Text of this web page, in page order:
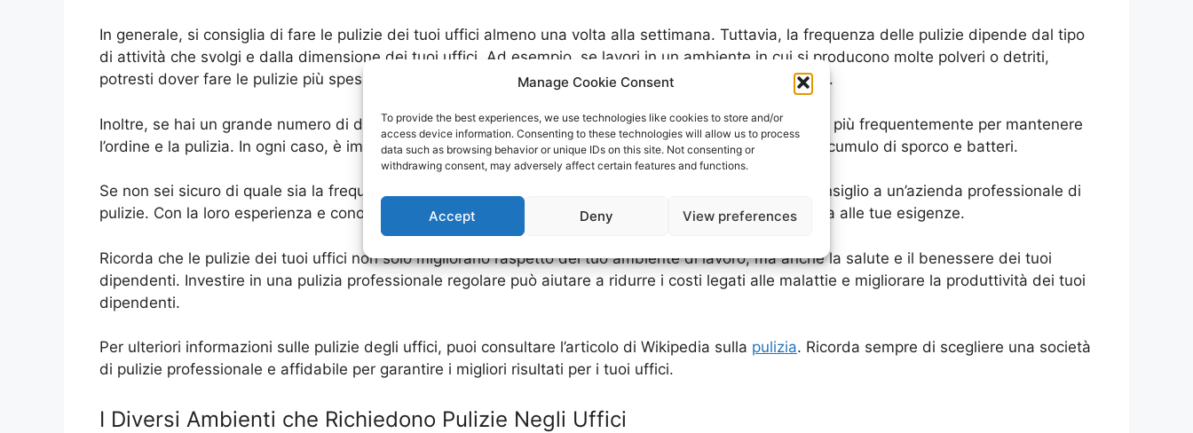
Manage Cookie Consent
To provide the best experiences, we use technologies like cookies to store and/or
access device information. Consenting to these technologies will allow us to process
data such as browsing behavior or unique IDs on this site. Not consenting or
withdrawing consent, may adversely affect certain features and functions.
Accept Deny View preferences
In generale, si consiglia di fare le pulizie dei tuoi uffici almeno una volta alla settimana. Tuttavia, la frequenza delle pulizie dipende dal tipo
di attività che svolgi e dalla dimensione dei tuoi uffici. Ad esempio, se lavori in un ambiente in cui si producono molte polveri o detriti,
potresti dover fare le pulizie più spesso per mantenere un ambiente sano e sicuro per i tuoi dipendenti.
Inoltre, se hai un grande numero di dipendenti che lavorano nei tuoi uffici, potresti dover fare le pulizie più frequentemente per mantenere
l’ordine e la pulizia. In ogni caso, è importante fare le pulizie dei tuoi uffici regolarmente per evitare l’accumulo di sporco e batteri.
Se non sei sicuro di quale sia la frequenza ideale per le pulizie dei tuoi uffici, puoi sempre chiedere consiglio a un’azienda professionale di
pulizie. Con la loro esperienza e conoscenza, saranno in grado di consigliarti sulla frequenza più adatta alle tue esigenze.
Ricorda che le pulizie dei tuoi uffici non solo migliorano l’aspetto del tuo ambiente di lavoro, ma anche la salute e il benessere dei tuoi
dipendenti. Investire in una pulizia professionale regolare può aiutare a ridurre i costi legati alle malattie e migliorare la produttività dei tuoi
dipendenti.
Per ulteriori informazioni sulle pulizie degli uffici, puoi consultare l’articolo di Wikipedia sulla pulizia. Ricorda sempre di scegliere una società
di pulizie professionale e affidabile per garantire i migliori risultati per i tuoi uffici.
I Diversi Ambienti che Richiedono Pulizie Negli Uffici